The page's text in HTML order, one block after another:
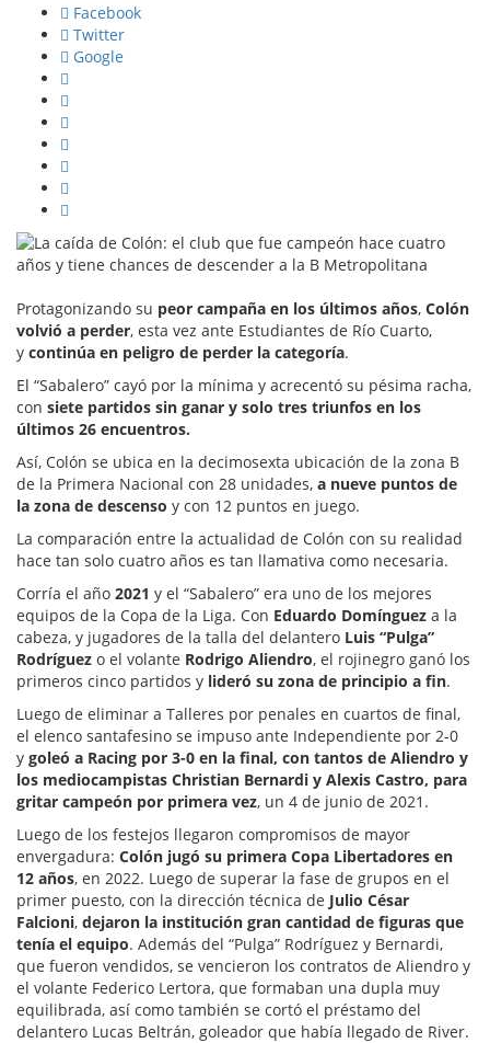
Facebook
Twitter
Google
Protagonizando su peor campaña en los últimos años, Colón
volvió a perder, esta vez ante Estudiantes de Río Cuarto,
y continúa en peligro de perder la categoría.
El “Sabalero” cayó por la mínima y acrecentó su pésima racha,
con siete partidos sin ganar y solo tres triunfos en los
últimos 26 encuentros.
Así, Colón se ubica en la decimosexta ubicación de la zona B
de la Primera Nacional con 28 unidades, a nueve puntos de
la zona de descenso y con 12 puntos en juego.
La comparación entre la actualidad de Colón con su realidad
hace tan solo cuatro años es tan llamativa como necesaria.
Corría el año 2021 y el “Sabalero” era uno de los mejores
equipos de la Copa de la Liga. Con Eduardo Domínguez a la
cabeza, y jugadores de la talla del delantero Luis “Pulga”
Rodríguez o el volante Rodrigo Aliendro, el rojinegro ganó los
primeros cinco partidos y lideró su zona de principio a fin.
Luego de eliminar a Talleres por penales en cuartos de final,
el elenco santafesino se impuso ante Independiente por 2-0
y goleó a Racing por 3-0 en la final, con tantos de Aliendro y
los mediocampistas Christian Bernardi y Alexis Castro, para
gritar campeón por primera vez, un 4 de junio de 2021.
Luego de los festejos llegaron compromisos de mayor
envergadura: Colón jugó su primera Copa Libertadores en
12 años, en 2022. Luego de superar la fase de grupos en el
primer puesto, con la dirección técnica de Julio César
Falcioni, dejaron la institución gran cantidad de figuras que
tenía el equipo. Además del “Pulga” Rodríguez y Bernardi,
que fueron vendidos, se vencieron los contratos de Aliendro y
el volante Federico Lertora, que formaban una dupla muy
equilibrada, así como también se cortó el préstamo del
delantero Lucas Beltrán, goleador que había llegado de River.